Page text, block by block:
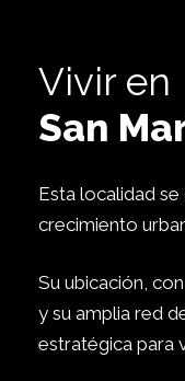
Vivir en
San
Esta localidad
crecimiento
Su ubicación,
y su amplia red
estratégica para